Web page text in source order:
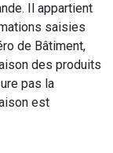
Il appartient
saisies
de Bâtiment,
des produits
pas la
est